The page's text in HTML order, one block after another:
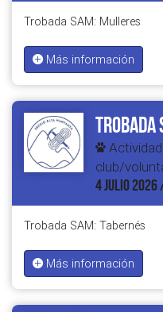
Trobada SAM: Mulleres
Más información
Trobada
Actividad
club/
4 JULIO 2026
Trobada SAM: Tabernés
Más información